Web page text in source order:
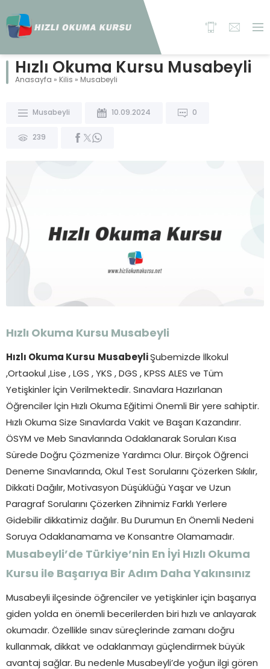
Hızlı Okuma Kursu Musabeyli
Anasayfa » Kilis » Musabeyli
Musabeyli 10.09.2024 0
239
Hızlı Okuma Kursu Musabeyli
Hızlı Okuma Kursu Musabeyli Şubemizde İlkokul
,Ortaokul ,Lise , LGS , YKS , DGS , KPSS ALES ve Tüm
Yetişkinler İçin Verilmektedir. Sınavlara Hazırlanan
Öğrenciler İçin Hızlı Okuma Eğitimi Önemli Bir yere sahiptir.
Hızlı Okuma Size Sınavlarda Vakit ve Başarı Kazandırır.
ÖSYM ve Meb Sınavlarında Odaklanarak Soruları Kısa
Sürede Doğru Çözmenize Yardımcı Olur. Birçok Öğrenci
Deneme Sınavlarında, Okul Test Sorularını Çözerken Sıkılır,
Dikkati Dağılır, Motivasyon Düşüklüğü Yaşar ve Uzun
Paragraf Sorularını Çözerken Zihnimiz Farklı Yerlere
Gidebilir dikkatimiz dağılır. Bu Durumun En Önemli Nedeni
Soruya Odaklanamama ve Konsantre Olamamadır.
Musabeyli’de Türkiye’nin En İyi Hızlı Okuma
Kursu ile Başarıya Bir Adım Daha Yakınsınız
Musabeyli ilçesinde öğrenciler ve yetişkinler için başarıya
giden yolda en önemli becerilerden biri hızlı ve anlayarak
okumadır. Özellikle sınav süreçlerinde zamanı doğru
kullanmak, dikkat ve odaklanmayı güçlendirmek büyük
avantaj sağlar. Bu nedenle Musabeyli’de yoğun ilgi gören